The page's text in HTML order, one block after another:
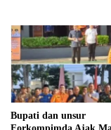
Bupati dan unsur